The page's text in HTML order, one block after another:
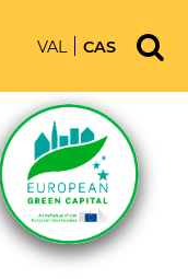
VAL CAS